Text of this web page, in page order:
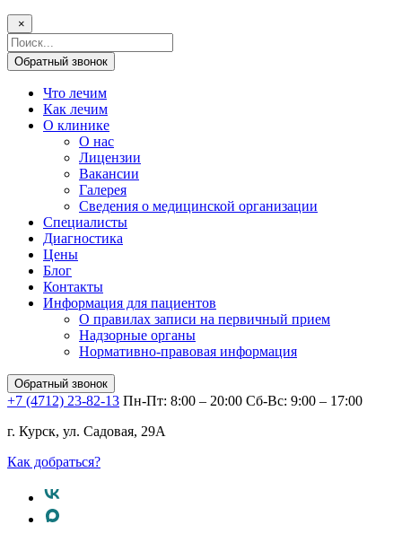
×
Поисковый
запрос
Обратный звонок
Что лечим
Как лечим
О клинике
О нас
Лицензии
Вакансии
Галерея
Сведения о медицинской организации
Специалисты
Диагностика
Цены
Блог
Контакты
Информация для пациентов
О правилах записи на первичный прием
Надзорные органы
Нормативно-правовая информация
Обратный звонок
+7 (4712) 23-82-13 Пн-Пт: 8:00 – 20:00 Сб-Вс: 9:00 – 17:00
г. Курск, ул. Садовая, 29А
Как добраться?